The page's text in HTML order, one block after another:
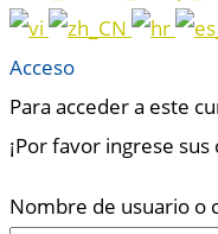
Acceso
Para acceder a este
¡Por favor ingrese
Nombre de usuario o